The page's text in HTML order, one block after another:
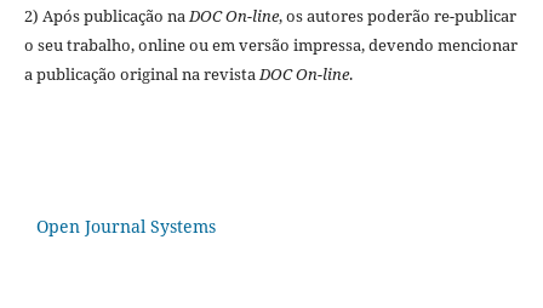
2) Após publicação naDOC On-line, os autores poderão re-publicar
o seu trabalho, online ou em versão impressa, devendo mencionar
a publicação original na revistaDOC On-line.
Open Journal Systems